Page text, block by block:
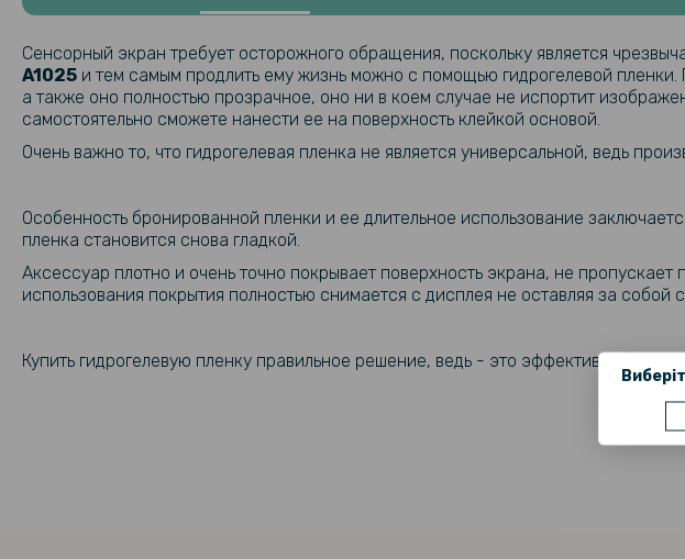
Сенсорный экран требует осторожного обращения, поскольку является
A1025 и тем самым продлить ему жизнь можно с помощью гидрогелевой пленки.
а также оно полностью прозрачное, оно ни в коем случае не испортит
самостоятельно сможете нанести ее на поверхность клейкой основой.
Очень важно то, что гидрогелевая пленка не является универсальной, ведь
Особенность бронированной пленки и ее длительное использование
пленка становится снова гладкой.
Аксессуар плотно и очень точно покрывает поверхность экрана, не
использования покрытия полностью снимается с дисплея не оставляя за собой
Купить гидрогелевую пленку правильное решение, ведь - это эффективная